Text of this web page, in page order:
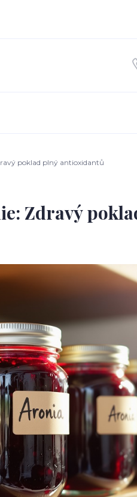
poklad plný antioxidantů
Zdravý